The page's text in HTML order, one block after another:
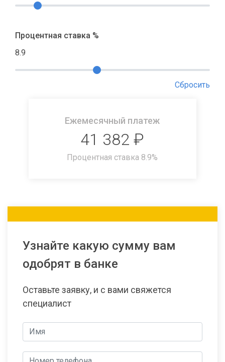
Процентная ставка %
8.9
Сбросить
Ежемесячный платеж
41 382 ₽
Процентная ставка 8.9%
Узнайте какую сумму вам
одобрят в банке
Оставьте заявку, и с вами свяжется
специалист